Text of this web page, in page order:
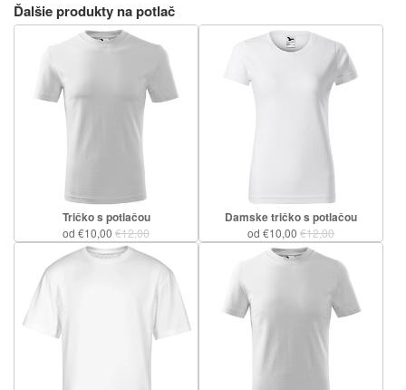
Ďalšie produkty na potlač
Tričko s potlačou
od €10,00 €12,00
Damske tričko s potlačou
od €10,00 €12,00